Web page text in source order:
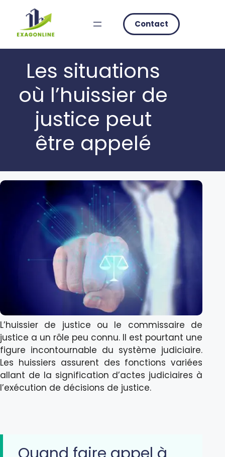
content
Contact
Les situations
où l’huissier de
justice peut
être appelé
L’huissier de justice ou le commissaire de
justice a un rôle peu connu. Il est pourtant une
figure incontournable du système judiciaire.
Les huissiers assurent des fonctions variées
allant de la signification d’actes judiciaires à
l’exécution de décisions de justice.